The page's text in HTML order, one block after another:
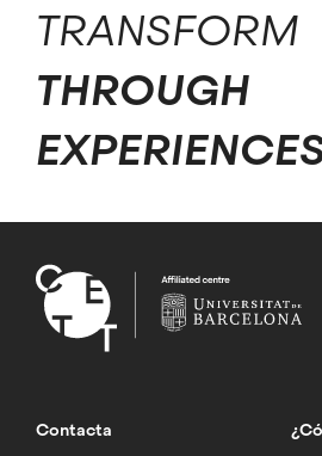
TRANSFORM
THROUGH
Contacta